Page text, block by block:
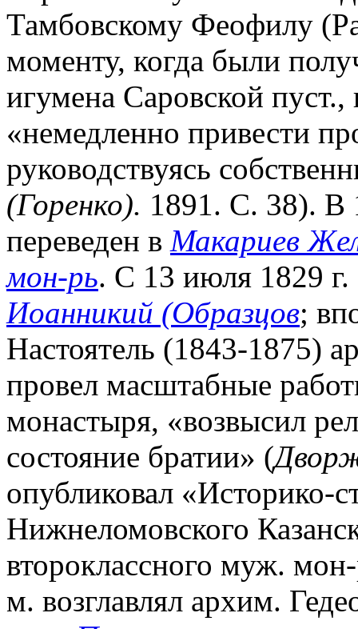
Тамбовскому Феофилу
моменту, когда были
игумена Саровской
«немедленно привести
руководствуясь
(Горенко). 1891. С. 38). В
переведен в Макариев
мон-рь. С 13 июля 1829 г.
Иоанникий (Образцов;
Настоятель (1843-1875)
провел масштабные
монастыря, «возвысил
состояние братии» (
опубликовал «Историко-
Нижнеломовского
второклассного муж.
м. возглавлял архим.